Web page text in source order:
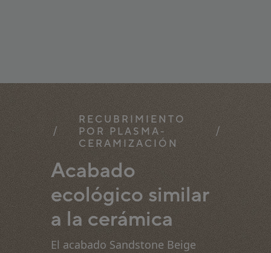
RECUBRIMIENTO
POR PLASMA-
CERAMIZACIÓN
Acabado
ecológico similar
a la cerámica
El acabado Sandstone Beige